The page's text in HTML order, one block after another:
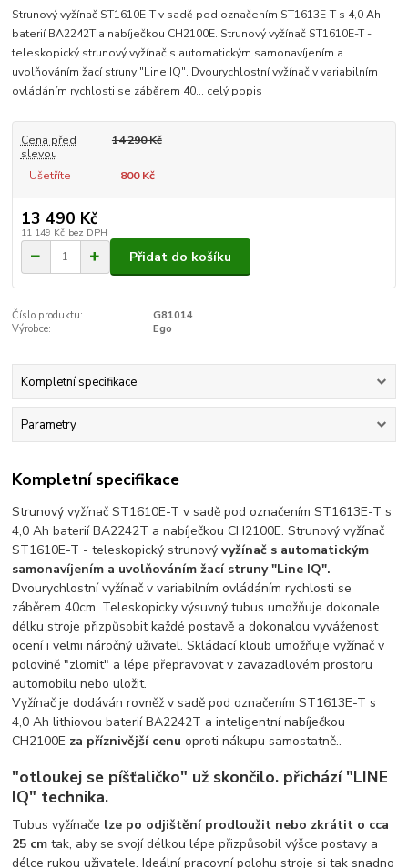
Strunový vyžínač ST1610E-T v sadě pod označením ST1613E-T s 4,0 Ah
baterií BA2242T a nabíječkou CH2100E. Strunový vyžínač ST1610E-T -
teleskopický strunový vyžínač s automatickým samonavíjením a
uvolňováním žací struny "Line IQ". Dvourychlostní vyžínač v variabilním
ovládáním rychlosti se záběrem 40... celý popis
Cena před
slevou
14 290 Kč
Ušetříte 800 Kč
13 490 Kč
11 149 Kč bez DPH
Přidat do košíku
Číslo produktu:
G81014
Výrobce:
Ego
Kompletní specifikace
Parametry
Kompletní specifikace
Strunový vyžínač ST1610E-T v sadě pod označením ST1613E-T s
4,0 Ah baterií BA2242T a nabíječkou CH2100E. Strunový vyžínač
ST1610E-T - teleskopický strunovývyžínač s automatickým
samonavíjením a uvolňováním žací struny "Line IQ".
Dvourychlostní vyžínač v variabilním ovládáním rychlosti se
záběrem 40cm. Teleskopicky výsuvný tubus umožňuje dokonale
délku stroje přizpůsobit každé postavě a dokonalou vyváženost
ocení i velmi náročný uživatel. Skládací kloub umožňuje vyžínač v
polovině "zlomit" a lépe přepravovat v zavazadlovém prostoru
automobilu nebo uložit.
Vyžínač je dodáván rovněž v sadě pod označením ST1613E-T s
4,0 Ah lithiovou baterií BA2242T a inteligentní nabíječkou
CH2100E za příznivější cenu oproti nákupu samostatně..
"otloukej se píšťaličko" už skončilo. přichází "LINE
IQ" technika.
Tubus vyžínače lze po odjištění prodloužit nebo zkrátit o cca
25 cm tak, aby se svojí délkou lépe přizpůsobil výšce postavy a
délce rukou uživatele. Ideální pracovní polohu stroje si tak snadno